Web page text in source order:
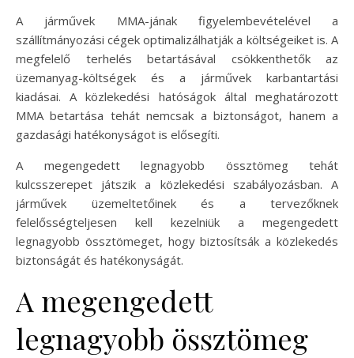
A járművek MMA-jának figyelembevételével a
szállítmányozási cégek optimalizálhatják a költségeiket is. A
megfelelő terhelés betartásával csökkenthetők az
üzemanyag-költségek és a járművek karbantartási
kiadásai. A közlekedési hatóságok által meghatározott
MMA betartása tehát nemcsak a biztonságot, hanem a
gazdasági hatékonyságot is elősegíti.
A megengedett legnagyobb össztömeg tehát
kulcsszerepet játszik a közlekedési szabályozásban. A
járművek üzemeltetőinek és a tervezőknek
felelősségteljesen kell kezelniük a megengedett
legnagyobb össztömeget, hogy biztosítsák a közlekedés
biztonságát és hatékonyságát.
A megengedett
legnagyobb össztömeg